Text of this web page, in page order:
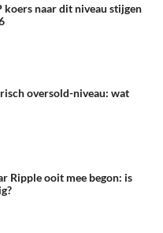
koers naar dit niveau stijgen
oversold-niveau: wat
Ripple ooit mee begon: is